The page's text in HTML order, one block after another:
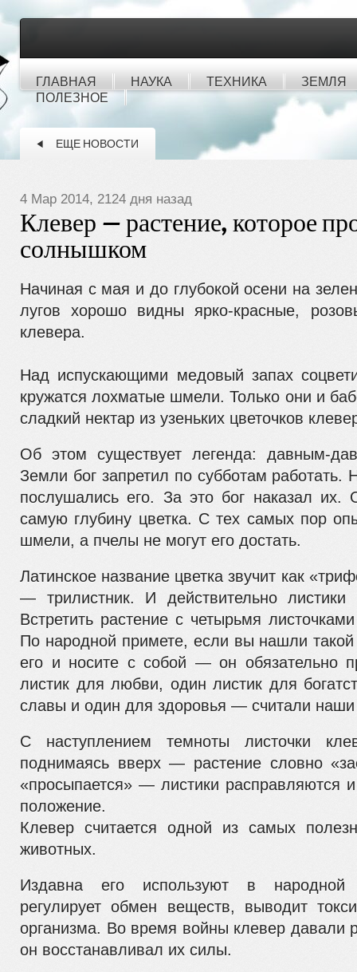
ГЛАВНАЯ НАУКА ТЕХНИКА
ЗЕМЛЯ
ПОЛЕЗНОЕ
ЕЩЕ НОВОСТИ
4 Мар 2014, 2124 дня назад
Клевер — растение, которое
солнышком
Начиная с мая и до глубокой осени на
лугов хорошо видны ярко-красные,
клевера.
Над испускающими медовый запах
кружатся лохматые шмели. Только они и
сладкий нектар из узеньких цветочков
Об этом существует легенда: давным-
Земли бог запретил по субботам работать.
послушались его. За это бог наказал их.
самую глубину цветка. С тех самых пор
шмели, а пчелы не могут его достать.
Латинское название цветка звучит как
— трилистник. И действительно
Встретить растение с четырьмя
По народной примете, если вы нашли
его и носите с собой — он обязательно
листик для любви, один листик для
славы и один для здоровья — считали наши
С наступлением темноты листочки
поднимаясь вверх — растение словно
«просыпается» — листики расправляются
положение.
Клевер считается одной из самых
животных.
Издавна его используют в народной
регулирует обмен веществ, выводит
организма. Во время войны клевер
он восстанавливал их силы.